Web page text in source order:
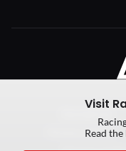
Privacy Policy
Visit
Read